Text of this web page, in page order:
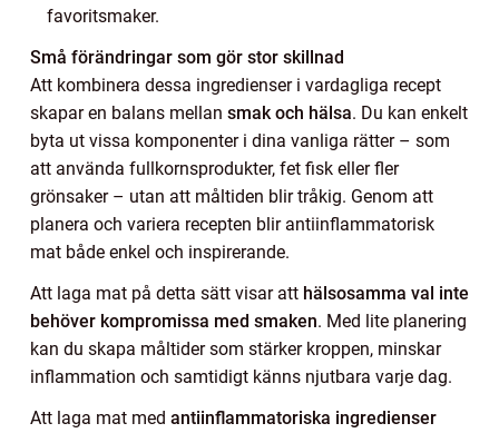
favoritsmaker.
Små förändringar som gör stor skillnad
Att kombinera dessa ingredienser i vardagliga recept
skapar en balans mellan smak och hälsa. Du kan enkelt
byta ut vissa komponenter i dina vanliga rätter – som
att använda fullkornsprodukter, fet fisk eller fler
grönsaker – utan att måltiden blir tråkig. Genom att
planera och variera recepten blir antiinflammatorisk
mat både enkel och inspirerande.
Att laga mat på detta sätt visar att hälsosamma val inte
behöver kompromissa med smaken. Med lite planering
kan du skapa måltider som stärker kroppen, minskar
inflammation och samtidigt känns njutbara varje dag.
Att laga mat med antiinflammatoriska ingredienser